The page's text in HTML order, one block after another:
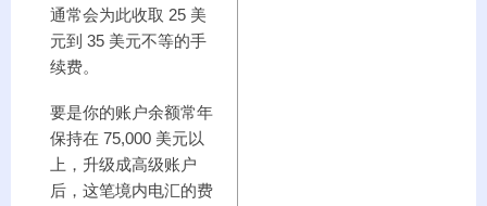
通常会为此收取 25 美
元到 35 美元不等的手
续费。
要是你的账户余额常年
保持在 75,000 美元以
上，升级成高级账户
后，这笔境内电汇的费